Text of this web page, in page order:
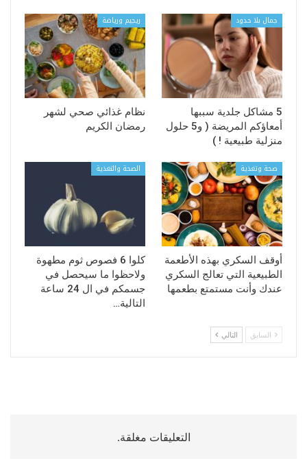
جمال بلا حدود
5 مشاكل جلدية سببها
أمعاؤكم المريضة ( و5 حلول
منزلية طبيعية ! )
ريجيم ورياضة
نظام غذائي صحي لشهر
رمضان الكريم
صحة وتغذية
أوقف السكري بهذه الأطعمة
الطبيعية التي تعالج السكري
عندك وأنت مستمتع بطعمها
الصحة والتغذية
كلوا 6 فصوص ثوم مطهوة
ولاحظوا ما سيحصل في
جسمكم في ال 24 ساعة
التالية…
السابق التالي
التعليقات مغلقة.